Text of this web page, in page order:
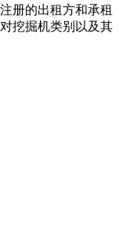
册的出租方和承租
挖掘机类别以及其